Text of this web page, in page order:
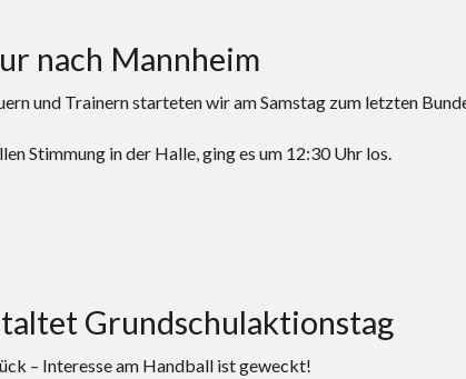
nach Mannheim
und Trainern starteten wir am Samstag zum letzten
Stimmung in der Halle, ging es um 12:30 Uhr los.
Grundschulaktionstag
– Interesse am Handball ist geweckt!